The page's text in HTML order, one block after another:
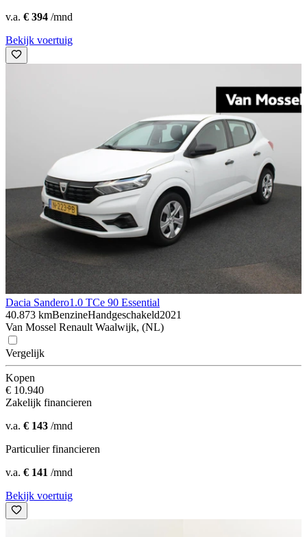
v.a. € 394 /mnd
Bekijk voertuig
Dacia Sandero1.0 TCe 90 Essential
40.873 kmBenzineHandgeschakeld2021
Van Mossel Renault Waalwijk, (NL)
Vergelijk
Kopen
€ 10.940
Zakelijk financieren
v.a. € 143 /mnd
Particulier financieren
v.a. € 141 /mnd
Bekijk voertuig